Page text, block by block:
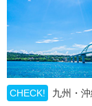
CHECK!
九州・